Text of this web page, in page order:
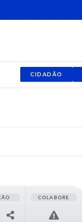
CIDADÃO
COLABORE